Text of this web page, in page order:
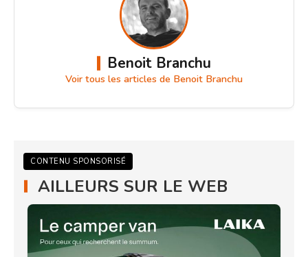
Benoit Branchu
Voir tous les articles de Benoit Branchu
CONTENU SPONSORISÉ
AILLEURS SUR LE WEB